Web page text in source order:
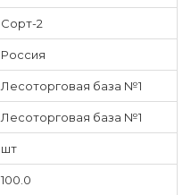
Сорт-2
Россия
Лесоторговая база №1
Лесоторговая база №1
шт
100.0